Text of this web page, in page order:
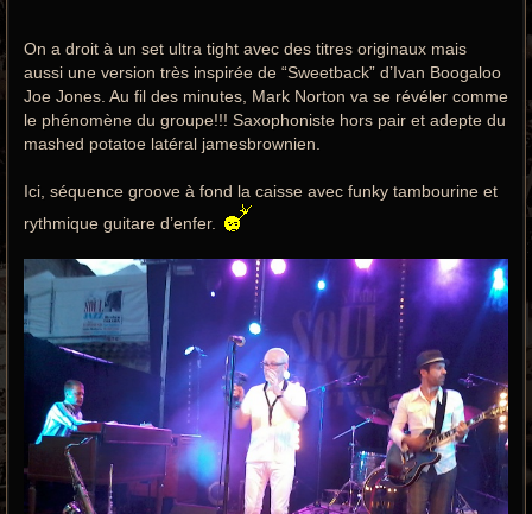
On a droit à un set ultra tight avec des titres originaux mais
aussi une version très inspirée de “Sweetback” d’Ivan Boogaloo
Joe Jones. Au fil des minutes, Mark Norton va se révéler comme
le phénomène du groupe!!! Saxophoniste hors pair et adepte du
mashed potatoe latéral jamesbrownien.
Ici, séquence groove à fond la caisse avec funky tambourine et
rythmique guitare d’enfer.